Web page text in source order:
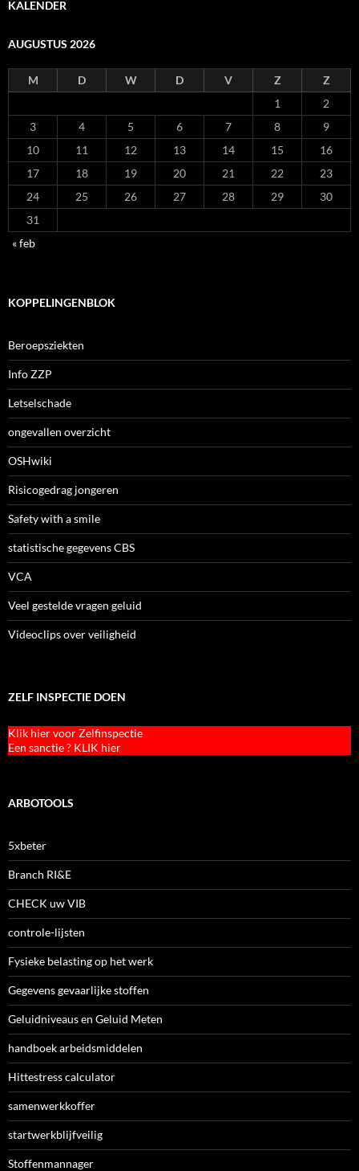
KALENDER
AUGUSTUS 2026
M D W D V Z
Z
1
2
3
4 5 6 7 8
9
10
11 12 13 14 15
16
17
18 19 20 21 22
23
24
25 26 27 28 29
30
31
« feb
KOPPELINGENBLOK
Beroepsziekten
Info ZZP
Letselschade
ongevallen overzicht
OSHwiki
Risicogedrag jongeren
Safety with a smile
statistische gegevens CBS
VCA
Veel gestelde vragen geluid
Videoclips over veiligheid
ZELF INSPECTIE DOEN
Klik hier voor Zelfinspectie
Een sanctie ? KLIK hier
ARBOTOOLS
5xbeter
Branch RI&E
CHECK uw VIB
controle-lijsten
Fysieke belasting op het werk
Gegevens gevaarlijke stoffen
Geluidniveaus en Geluid Meten
handboek arbeidsmiddelen
Hittestress calculator
samenwerkkoffer
startwerkblijfveilig
Stoffenmannager